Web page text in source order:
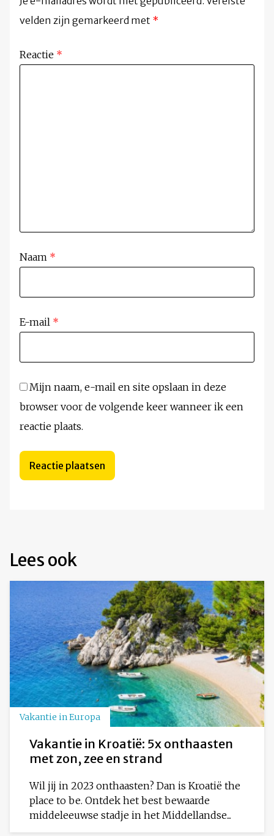
velden zijn gemarkeerd met *
Reactie *
Naam *
E-mail *
Mijn naam, e-mail en site opslaan in deze
browser voor de volgende keer wanneer ik een
reactie plaats.
Lees ook
Vakantie in Europa
Vakantie in Kroatië: 5x onthaasten
met zon, zee en strand
Wil jij in 2023 onthaasten? Dan is Kroatië the
place to be. Ontdek het best bewaarde
middeleeuwse stadje in het Middellandse...